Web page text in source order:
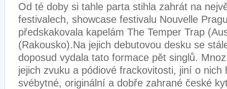
Od té doby si tahle parta stihla zahrát na
festivalech, showcase festivalu Nouvelle
předskakovala kapelám The Temper Trap
(Rakousko).Na jejich debutovou desku se
doposud vydala tato formace pět singlů.
jejich zvuku a pódiové frackovitosti, jiní o nich
svébytné, originální a dobře zahrané české